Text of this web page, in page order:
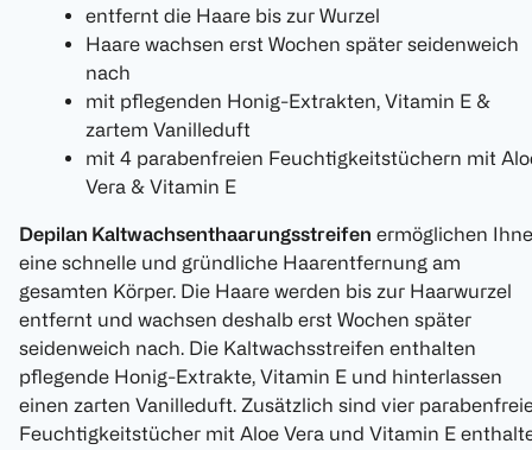
entfernt die Haare bis zur Wurzel
Haare wachsen erst Wochen später seidenweich
nach
mit pflegenden Honig-Extrakten, Vitamin E &
zartem Vanilleduft
mit 4 parabenfreien Feuchtigkeitstüchern mit
Vera & Vitamin E
Depilan Kaltwachsenthaarungsstreifen ermöglichen
eine schnelle und gründliche Haarentfernung am
gesamten Körper. Die Haare werden bis zur Haarwurzel
entfernt und wachsen deshalb erst Wochen später
seidenweich nach. Die Kaltwachsstreifen enthalten
pflegende Honig-Extrakte, Vitamin E und hinterlassen
einen zarten Vanilleduft. Zusätzlich sind vier
Feuchtigkeitstücher mit Aloe Vera und Vitamin E